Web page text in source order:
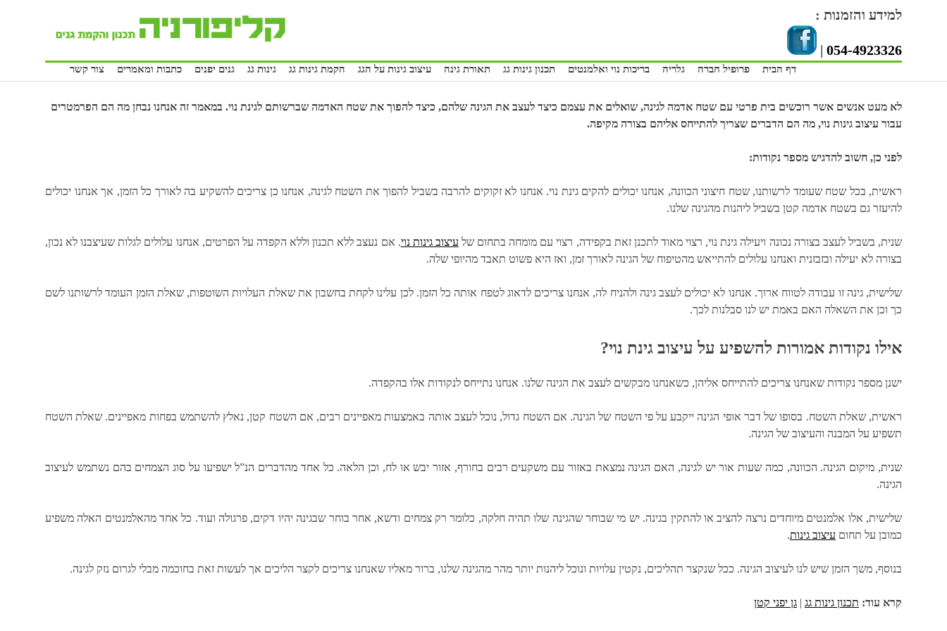
למידע והזמנות :
054-4923326
|
צור קשר כתבות ומאמרים גנים יפנים גינות גג הקמת גינות גג עיצוב גינות על הגג תאורת גינה תכנון גינות גג בריכות נוי ואלמנטים גלריה פרופיל חברה דף הבית
לא מעט אנשים אשר רוכשים בית פרטי עם שטח אדמה לגינה, שואלים את עצמם כיצד לעצב את הגינה שלהם, כיצד להפוך את שטח האדמה שברשותם לגינת נוי. במאמר זה אנחנו נבחן מה הם הפרמטרים
עבור עיצוב גינות נוי, מה הם הדברים שצריך להתייחס אליהם בצורה מקיפה.
לפני כן, חשוב להדגיש מספר נקודות:
ראשית, בכל שטח שעומד לרשותנו, שטח חיצוני הכוונה, אנחנו יכולים להקים גינת נוי. אנחנו לא זקוקים להרבה בשביל להפוך את השטח לגינה, אנחנו כן צריכים להשקיע בה לאורך כל הזמן, אך אנחנו יכולים
להיעזר גם בשטח אדמה קטן בשביל ליהנות מהגינה שלנו.
שנית, בשביל לעצב בצורה נכונה ויעילה גינת נוי, רצוי מאוד לתכנן זאת בקפידה, רצוי עם מומחה בתחום של עיצוב גינות נוי. אם נעצב ללא תכנון וללא הקפדה על הפרטים, אנחנו עלולים לגלות שעיצבנו לא נכון,
בצורה לא יעילה ובזבזנית ואנחנו עלולים להתייאש מהטיפוח של הגינה לאורך זמן, ואז היא פשוט תאבד מהיופי שלה.
שלישית, גינה זו עבודה לטווח ארוך. אנחנו לא יכולים לעצב גינה ולהניח לה, אנחנו צריכים לדאוג לטפח אותה כל הזמן. לכן עלינו לקחת בחשבון את שאלת העלויות השוטפות, שאלת הזמן העומד לרשותנו לשם
כך וכן את השאלה האם באמת יש לנו סבלנות לכך.
אילו נקודות אמורות להשפיע על עיצוב גינת נוי?
ישנן מספר נקודות שאנחנו צריכים להתייחס אליהן, כשאנחנו מבקשים לעצב את הגינה שלנו. אנחנו נתייחס לנקודות אלו בהקפדה.
ראשית, שאלת השטח. בסופו של דבר אופי הגינה ייקבע על פי השטח של הגינה. אם השטח גדול, נוכל לעצב אותה באמצעות מאפיינים רבים, אם השטח קטן, נאלץ להשתמש בפחות מאפיינים. שאלת השטח
תשפיע על המבנה והעיצוב של הגינה.
שנית, מיקום הגינה. הכוונה, כמה שעות אור יש לגינה, האם הגינה נמצאת באזור עם משקעים רבים בחורף, אזור יבש או לח, וכן הלאה. כל אחד מהדברים הנ”ל ישפיעו על סוג הצמחים בהם נשתמש לעיצוב
הגינה.
שלישית, אלו אלמנטים מיוחדים נרצה להציב או להתקין בגינה. יש מי שבוחר שהגינה שלו תהיה חלקה, כלומר רק צמחים ודשא, אחר בוחר שבגינה יהיו דקים, פרגולה ועוד. כל אחד מהאלמנטים האלה משפיע
כמובן על תחום עיצוב גינות.
בנוסף, משך הזמן שיש לנו לעיצוב הגינה. ככל שנקצר תהליכים, נקטין עלויות ונוכל ליהנות יותר מהר מהגינה שלנו, ברור מאליו שאנחנו צריכים לקצר הליכים אך לעשות זאת בחוכמה מבלי לגרום נזק לגינה.
קרא עוד: תכנון גינות גג | גן יפני קטן